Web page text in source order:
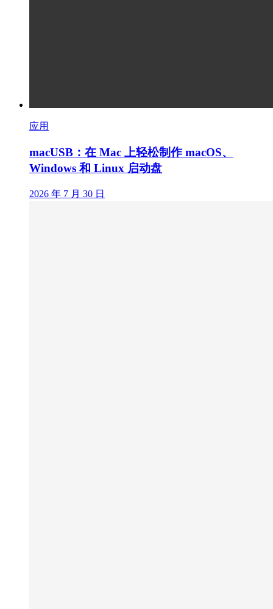
应用
macUSB：在 Mac 上轻松制作 macOS、
Windows 和 Linux 启动盘
2026 年 7 月 30 日